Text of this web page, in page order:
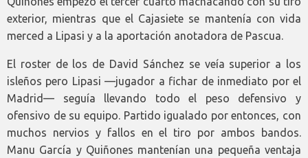
exterior, mientras que el Cajasiete se mantenía con vida
merced a Lipasi y a la aportación anotadora de Pascua.
El roster de los de David Sánchez se veía superior a los
isleños pero Lipasi —jugador a fichar de inmediato por el
Madrid— seguía llevando todo el peso defensivo y
ofensivo de su equipo. Partido igualado por entonces, con
muchos nervios y fallos en el tiro por ambos bandos.
Manu García y Quiñones mantenían una pequeña ventaja